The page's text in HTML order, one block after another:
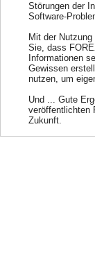
Störungen der
Software-
Mit der
Sie, dass
Informationen
Gewissen
nutzen, um
Und ... Gute
veröffentlichten
Zukunft.